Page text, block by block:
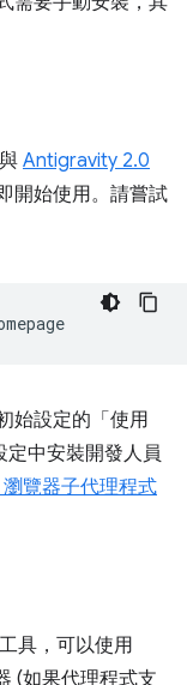
Antigravity 2.0
開始使用。請嘗試
始設定的「使用
定中安裝開發人員
覽器子代理程式
具，可以使用
(如果代理程式支